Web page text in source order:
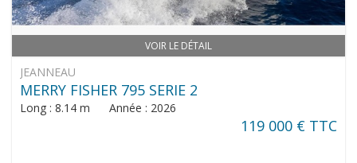
VOIR LE DÉTAIL
JEANNEAU
MERRY FISHER 795 SERIE 2
Long : 8.14 m Année : 2026
119 000 € TTC